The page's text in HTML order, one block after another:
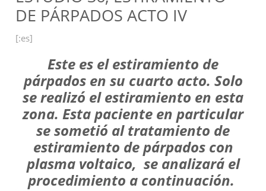
DE PÁRPADOS ACTO IV
[:es]
Este es el estiramiento de
párpados en su cuarto acto. Solo
se realizó el estiramiento en esta
zona. Esta paciente en particular
se sometió al tratamiento de
estiramiento de párpados con
plasma voltaico, se analizará el
procedimiento a continuación.